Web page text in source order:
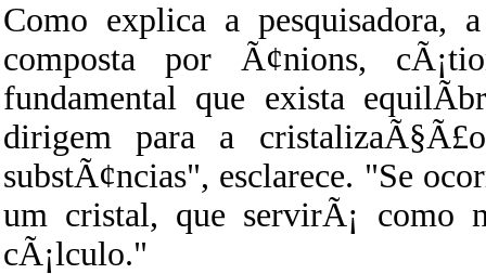
Como explica a
composta por Ã¢nions,
fundamental que exista
dirigem para a
substÃ¢ncias", esclarece. "Se
um cristal, que servirÃ¡ como
cÃ¡lculo."